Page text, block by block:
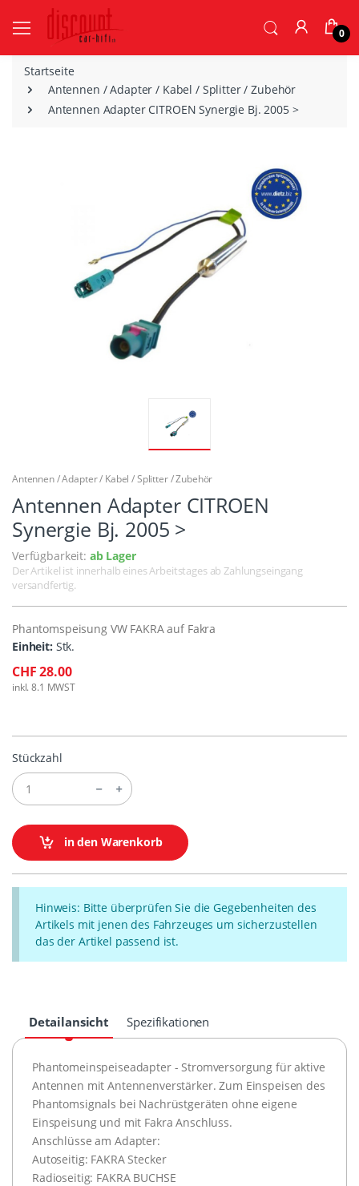
0
Startseite
Antennen / Adapter / Kabel / Splitter / Zubehör
Antennen Adapter CITROEN Synergie Bj. 2005 >
Antennen / Adapter / Kabel / Splitter / Zubehör
Antennen Adapter CITROEN
Synergie Bj. 2005 >
Verfügbarkeit: ab Lager
Der Artikel ist innerhalb eines Arbeitstages ab Zahlungseingang
versandfertig.
Phantomspeisung VW FAKRA auf Fakra
Einheit: Stk.
CHF 28.00
inkl. 8.1 MWST
Stückzahl
in den Warenkorb
Hinweis: Bitte überprüfen Sie die Gegebenheiten des
Artikels mit jenen des Fahrzeuges um sicherzustellen
das der Artikel passend ist.
Detailansicht Spezifikationen
Phantomeinspeiseadapter - Stromversorgung für aktive
Antennen mit Antennenverstärker. Zum Einspeisen des
Phantomsignals bei Nachrüstgeräten ohne eigene
Einspeisung und mit Fakra Anschluss.
Anschlüsse am Adapter:
Autoseitig: FAKRA Stecker
Radioseitig: FAKRA BUCHSE